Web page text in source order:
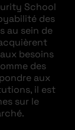
School
des
au sein de
besoins
des
aux
il est
sur le